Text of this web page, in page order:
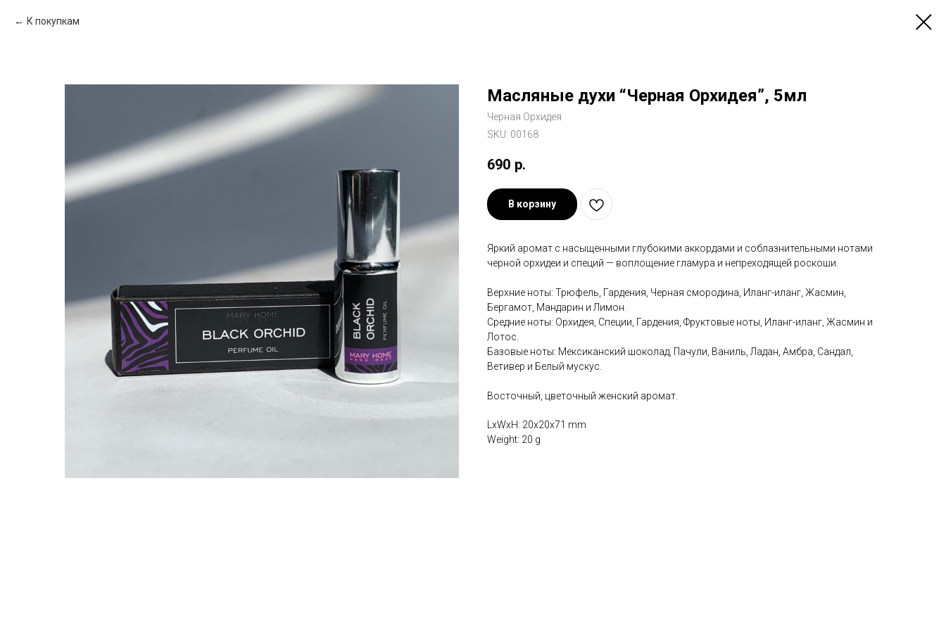
К покупкам
Масляные духи “Черная Орхидея”, 5мл
Черная Орхидея
SKU: 00168
690 р.
В корзину
Яркий аромат с насыщенными глубокими аккордами и соблазнительными нотами
черной орхидеи и специй — воплощение гламура и непреходящей роскоши.
Верхние ноты: Трюфель, Гардения, Черная смородина, Иланг-иланг, Жасмин,
Бергамот, Мандарин и Лимон.
Средние ноты: Орхидея, Специи, Гардения, Фруктовые ноты, Иланг-иланг, Жасмин и
Лотос.
Базовые ноты: Мексиканский шоколад, Пачули, Ваниль, Ладан, Амбра, Сандал,
Ветивер и Белый мускус.
Восточный, цветочный женский аромат.
LxWxH: 20x20x71 mm
Weight: 20 g